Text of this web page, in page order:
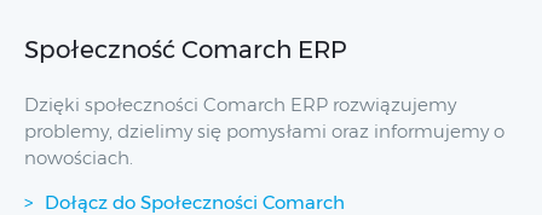
Społeczność Comarch ERP
Dzięki społeczności Comarch ERP rozwiązujemy
problemy, dzielimy się pomysłami oraz informujemy o
nowościach.
Dołącz do Społeczności Comarch